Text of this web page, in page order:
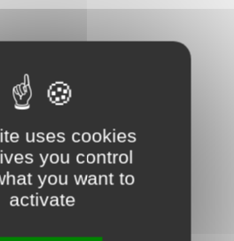
du Coeur
uses cookies
you control
you want to
activate